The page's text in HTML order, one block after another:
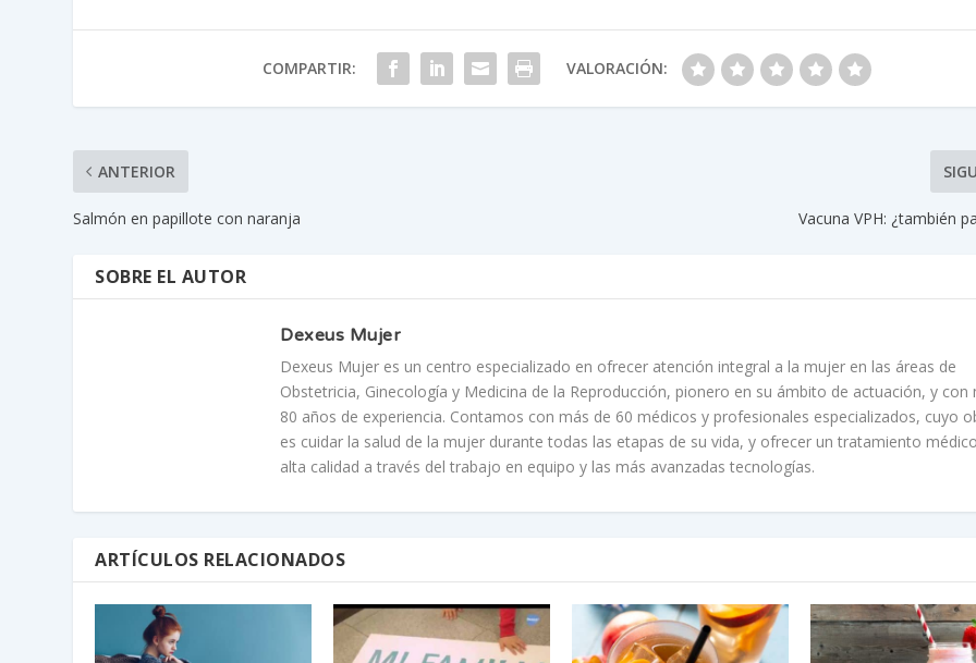
COMPARTIR: VALORACIÓN:
ANTERIOR
Salmón en papillote con naranja Vacuna VPH: ¿también
SOBRE EL AUTOR
Dexeus Mujer
Dexeus Mujer es un centro especializado en ofrecer atención integral a la mujer en las áreas de
Obstetricia, Ginecología y Medicina de la Reproducción, pionero en su ámbito de actuación, y con
80 años de experiencia. Contamos con más de 60 médicos y profesionales especializados, cuyo
es cuidar la salud de la mujer durante todas las etapas de su vida, y ofrecer un tratamiento
alta calidad a través del trabajo en equipo y las más avanzadas tecnologías.
ARTÍCULOS RELACIONADOS